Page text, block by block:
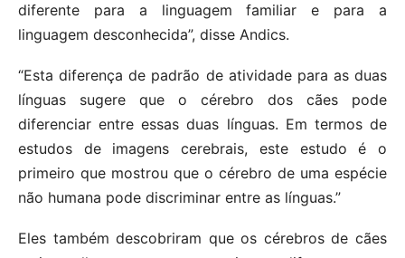
diferente para a linguagem familiar e para a
linguagem desconhecida”, disse Andics.
“Esta diferença de padrão de atividade para as duas
línguas sugere que o cérebro dos cães pode
diferenciar entre essas duas línguas. Em termos de
estudos de imagens cerebrais, este estudo é o
primeiro que mostrou que o cérebro de uma espécie
não humana pode discriminar entre as línguas.”
Eles também descobriram que os cérebros de cães